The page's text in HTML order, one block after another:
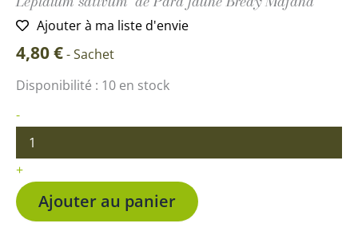
Ajouter à ma liste d'envie
4,80€-Sachet
Disponibilité : 10 en stock
-
quantité
Cresson
de
Para
jaune
Bredy
Mafana
+
Ajouter au panier